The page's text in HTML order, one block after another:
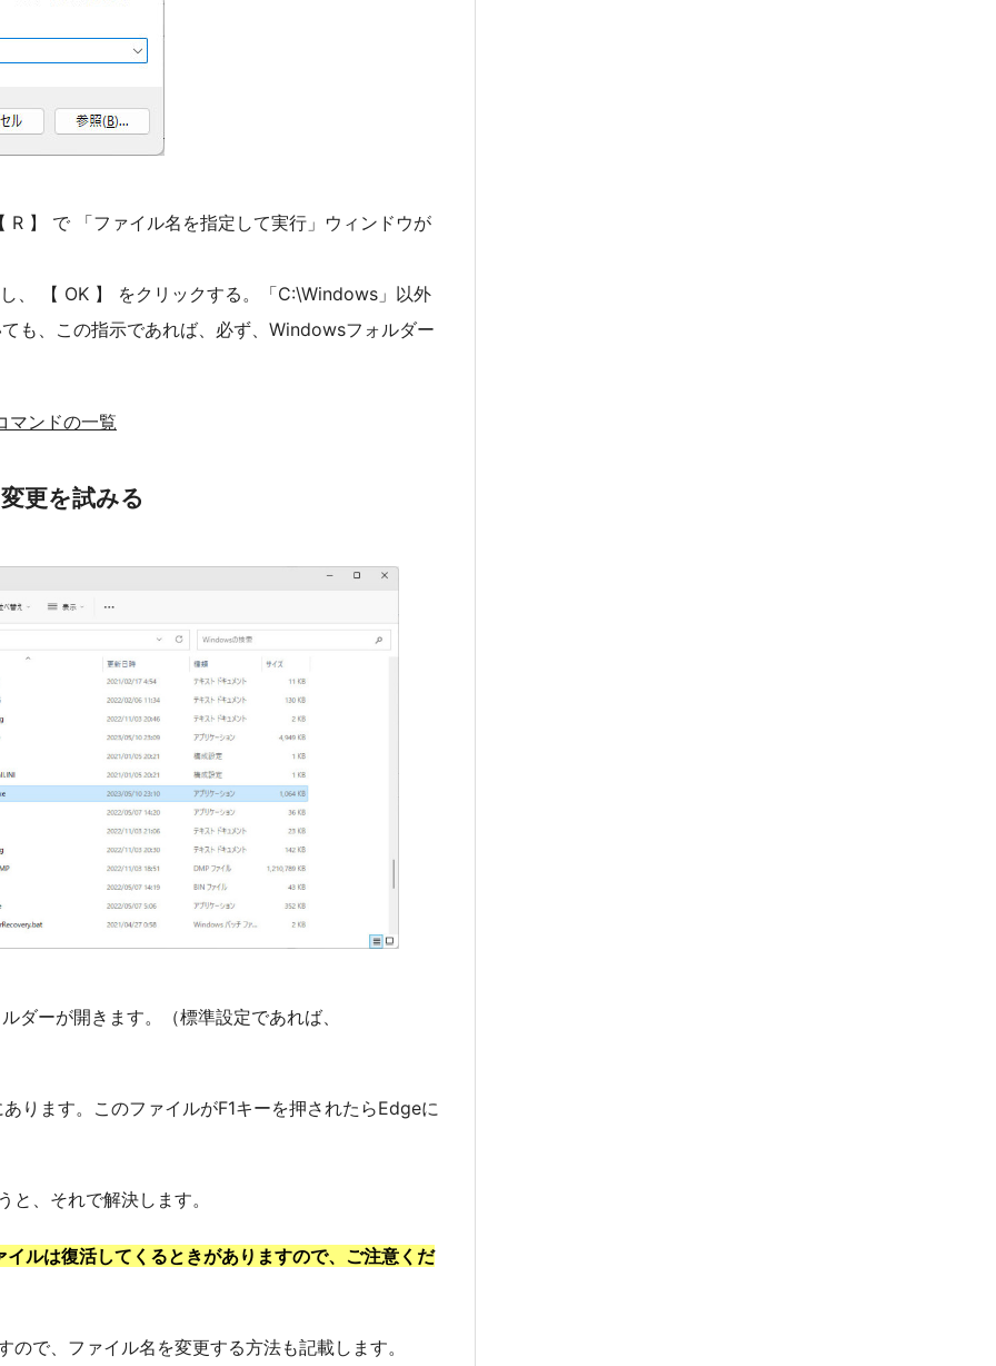
】 で 「ファイル名を指定して実行」ウィンドウが
、 【 OK 】 をクリックする。「C:\Windows」以外
も、この指示であれば、必ず、Windowsフォルダー
ンドの一覧
更を試みる
ダーが開きます。（標準設定であれば、
ります。このファイルがF1キーを押されたらEdgeに
、それで解決します。
ルは復活してくるときがありますので、ご注意くだ
で、ファイル名を変更する方法も記載します。